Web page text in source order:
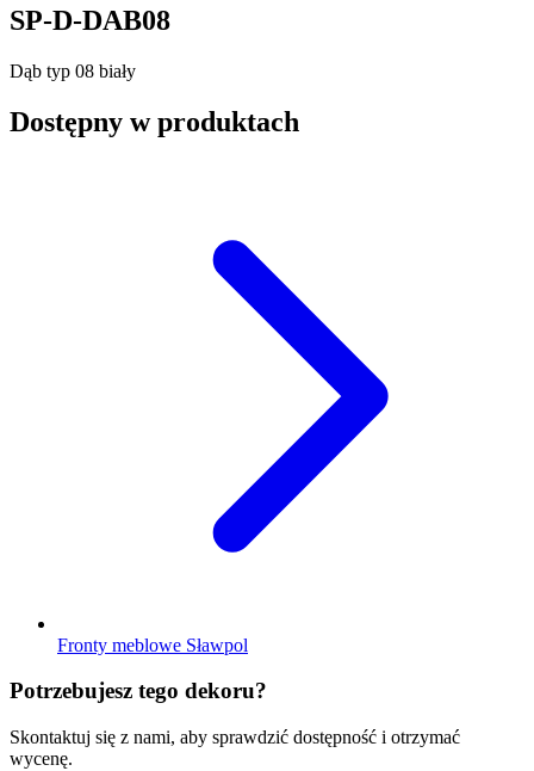
SP-D-DAB08
Dąb typ 08 biały
Dostępny w produktach
Fronty meblowe Sławpol
Potrzebujesz tego dekoru?
Skontaktuj się z nami, aby sprawdzić dostępność i otrzymać
wycenę.